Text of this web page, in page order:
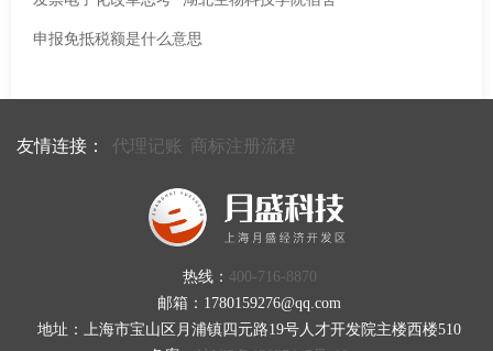
申报免抵税额是什么意思
友情连接： 代理记账 商标注册流程
热线： 400-716-8870
邮箱：1780159276@qq.com
地址：上海市宝山区月浦镇四元路19号人才开发院主楼西楼510